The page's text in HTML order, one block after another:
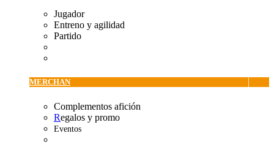
Jugador
Entreno y agilidad
Partido
MERCHAN
Complementos afición
Regalos y promo
Eventos